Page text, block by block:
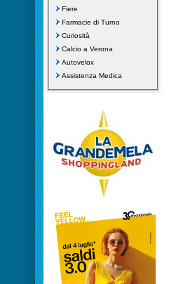
Fiere
Farmacie di Turno
Curiosità
Calcio a Verona
Autovelox
Assistenza Medica